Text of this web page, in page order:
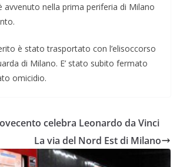
avvenuto nella prima periferia di Milano
è stato trasportato con l’elisoccorso
di Milano. E’ stato subito fermato
omicidio.
celebra Leonardo da Vinci
La via del Nord Est di Milano